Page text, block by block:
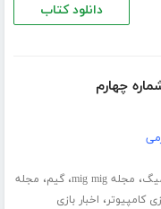
دانلود کتاب
، مجله mig mig ،گیم، مجله
کامپیوتر، اخبار بازی